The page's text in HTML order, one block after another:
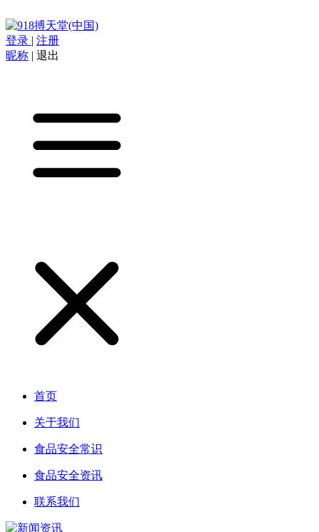
登录 | 注册
昵称 | 退出
首页
关于我们
食品安全常识
食品安全资讯
联系我们